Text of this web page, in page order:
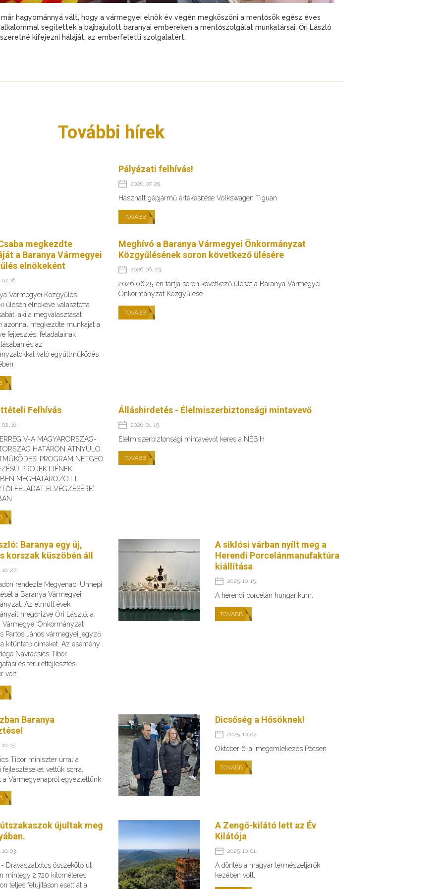
hagyománnyá vált, hogy a vármegyei elnök év végén megköszöni a mentősök egész éves
segítettek a bajbajutott baranyai embereken a mentőszolgálat munkatársai. Őri László
kifejezni háláját, az emberfeletti szolgálatért.
További hírek
Pályázati felhívás!
2026. 07. 29.
Használt gépjármű értékesítése Volkswagen Tiguan
TOVÁBB
megkezdte
a Baranya Vármegyei
elnökeként
16.
Vármegyei Közgyűlés
ülésén elnökévé választotta
aki a megválasztását
azonnal megkezdte munkáját a
fejlesztési feladatainak
és az
való együttműködés
Meghívó a Baranya Vármegyei Önkormányzat
Közgyűlésének soron következő ülésére
2026. 06. 23.
2026.06.25-én tartja soron következő ülését a Baranya Vármegyei
Önkormányzat Közgyűlése
TOVÁBB
Felhívás
16.
V-A MAGYARORSZÁG-
HATÁRON ÁTNYÚLÓ
PROGRAM NETGEO
PROJEKTJÉNEK
MEGHATÁROZOTT
FELADAT ELVÉGZÉSÉRE”
Álláshirdetés - Élelmiszerbiztonsági mintavevő
2026. 01. 19.
Élelmiszerbiztonsági mintavevőt keres a NÉBIH
TOVÁBB
Baranya egy új,
korszak küszöbén áll
27.
rendezte Megyenapi Ünnepi
a Baranya Vármegyei
Az elmúlt évek
megőrizve Őri László, a
Vármegyei Önkormányzat
Partos János vármegyei jegyző
kitüntető címeket. Az esemény
Navracsics Tibor
és területfejlesztési
volt.
A siklósi várban nyílt meg a
Herendi Porcelánmanufaktúra
kiállítása
2025. 10. 15.
A herendi porcelán hungarikum.
TOVÁBB
Baranya
15.
Tibor miniszter úrral a
fejlesztéseket vettük sorra,
a Vármegyenapról egyeztettünk.
Dicsőség a Hősöknek!
2025. 10. 07.
Október 6-ai megemlékezés Pécsen
TOVÁBB
újultak meg
03.
Drávaszabolcs összekötő út
mintegy 2,720 kilométeres
teljes felújításon esett át a
A Zengő-kilátó lett az Év
Kilátója
2025. 10. 01.
A döntés a magyar természetjárók
kezében volt.